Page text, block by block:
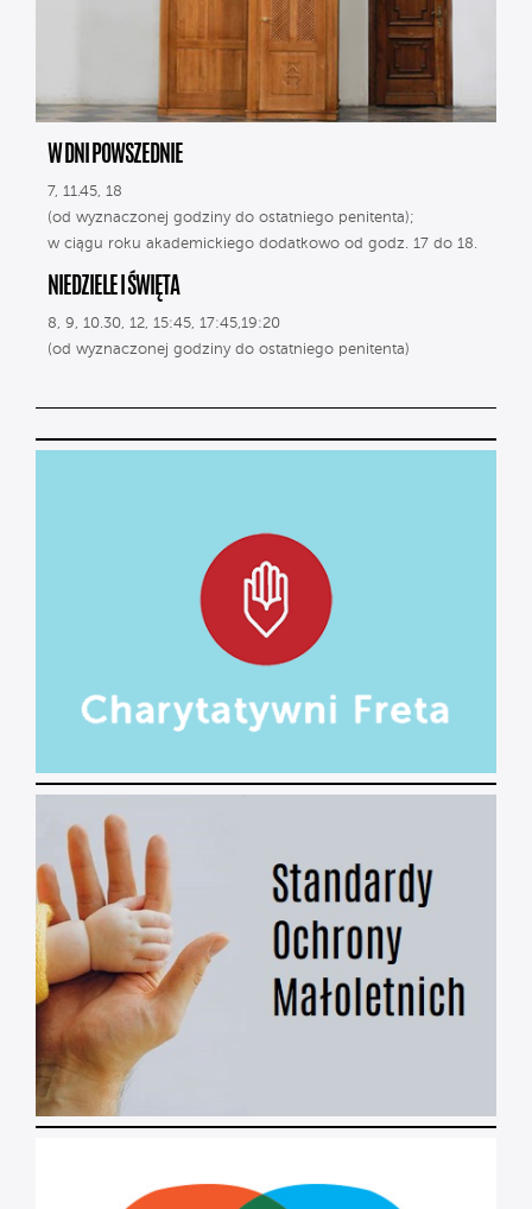
W DNI POWSZEDNIE
7, 11.45, 18
(od wyznaczonej godziny do ostatniego penitenta);
w ciągu roku akademickiego dodatkowo od godz. 17 do 18.
NIEDZIELE I ŚWIĘTA
8, 9, 10.30, 12, 15:45, 17:45,19:20
(od wyznaczonej godziny do ostatniego penitenta)